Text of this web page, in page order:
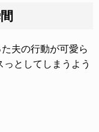
夫の行動が可愛ら
としてしまうよう